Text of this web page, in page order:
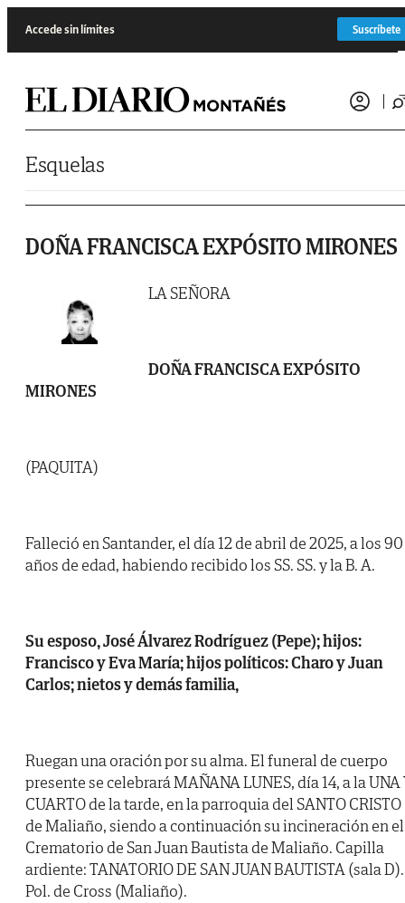
Accede sin límites Suscríbete
Esquelas
DOÑA FRANCISCA EXPÓSITO MIRONES
LA SEÑORA
DOÑA FRANCISCA EXPÓSITO
MIRONES
(PAQUITA)
Falleció en Santander, el día 12 de abril de 2025, a los 90
años de edad, habiendo recibido los SS. SS. y la B. A.
Su esposo, José Álvarez Rodríguez (Pepe); hijos:
Francisco y Eva María; hijos políticos: Charo y Juan
Carlos; nietos y demás familia,
Ruegan una oración por su alma. El funeral de cuerpo
presente se celebrará MAÑANA LUNES, día 14, a la UNA
CUARTO de la tarde, en la parroquia del SANTO CRISTO
de Maliaño, siendo a continuación su incineración en el
Crematorio de San Juan Bautista de Maliaño. Capilla
ardiente: TANATORIO DE SAN JUAN BAUTISTA (sala D).
Pol. de Cross (Maliaño).